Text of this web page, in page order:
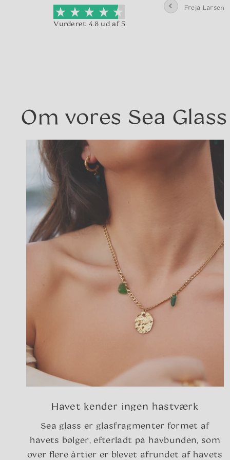
Vurderet 4.8 ud af 5
indpakning, hvilket jo bare
er et plus.
Laura Mikkelsen
Freja Larsen
Om vores Sea Glass
Havet kender ingen hastværk
Sea glass er glasfragmenter formet af
havets bølger, efterladt på havbunden, som
over flere årtier er blevet afrundet af havets